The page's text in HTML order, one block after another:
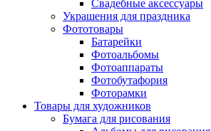
Свадебные аксессуары
Украшения для праздника
Фототовары
Батарейки
Фотоальбомы
Фотоаппараты
Фотобутафория
Фоторамки
Товары для художников
Бумага для рисования